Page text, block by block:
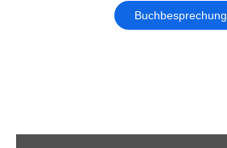
Buchbesprechung